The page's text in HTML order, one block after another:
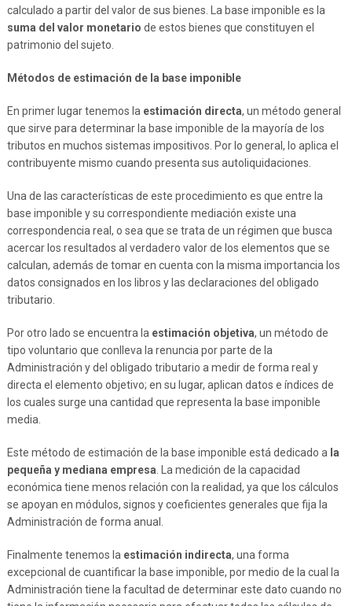
calculado a partir del valor de sus bienes. La base imponible es la
suma del valor monetario de estos bienes que constituyen el
patrimonio del sujeto.
Métodos de estimación de la base imponible
En primer lugar tenemos la estimación directa, un método general
que sirve para determinar la base imponible de la mayoría de los
tributos en muchos sistemas impositivos. Por lo general, lo aplica el
contribuyente mismo cuando presenta sus autoliquidaciones.
Una de las características de este procedimiento es que entre la
base imponible y su correspondiente mediación existe una
correspondencia real, o sea que se trata de un régimen que busca
acercar los resultados al verdadero valor de los elementos que se
calculan, además de tomar en cuenta con la misma importancia los
datos consignados en los libros y las declaraciones del obligado
tributario.
Por otro lado se encuentra la estimación objetiva, un método de
tipo voluntario que conlleva la renuncia por parte de la
Administración y del obligado tributario a medir de forma real y
directa el elemento objetivo; en su lugar, aplican datos e índices de
los cuales surge una cantidad que representa la base imponible
media.
Este método de estimación de la base imponible está dedicado a la
pequeña y mediana empresa . La medición de la capacidad
económica tiene menos relación con la realidad, ya que los cálculos
se apoyan en módulos, signos y coeficientes generales que fija la
Administración de forma anual.
Finalmente tenemos la estimación indirecta, una forma
excepcional de cuantificar la base imponible, por medio de la cual la
Administración tiene la facultad de determinar este dato cuando no